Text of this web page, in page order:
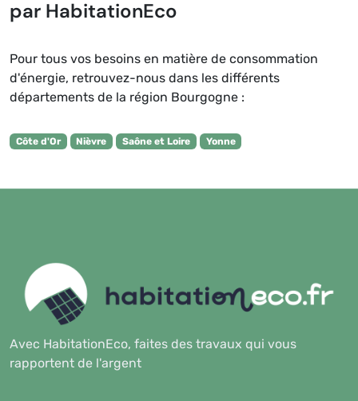
par HabitationEco
Pour tous vos besoins en matière de consommation
d'énergie, retrouvez-nous dans les différents
départements de la région Bourgogne :
Côte d'Or Nièvre Saône et Loire Yonne
Avec HabitationEco, faites des travaux qui vous
rapportent de l'argent